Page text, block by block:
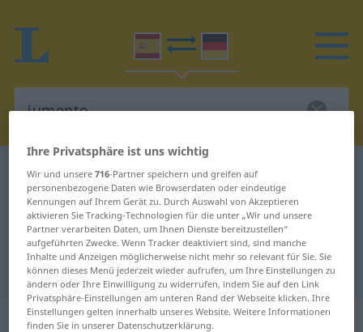
Spanisch-Deutsch Wörterbuch jumento
Spanisch-Deutsch Übersetzung für
"jumento"
"jumento" Deutsch Übersetzung
„jumento“: masculino
Ihre Privatsphäre ist uns wichtig
Wir und unsere716-Partner speichern und greifen auf
personenbezogene Daten wie Browserdaten oder eindeutige
Kennungen auf Ihrem Gerät zu. Durch Auswahl von Akzeptieren
aktivieren Sie Tracking-Technologien für die unter „Wir und unsere
Partner verarbeiten Daten, um Ihnen Dienste bereitzustellen“
aufgeführten Zwecke. Wenn Tracker deaktiviert sind, sind manche
Inhalte und Anzeigen möglicherweise nicht mehr so relevant für Sie. Sie
können dieses Menü jederzeit wieder aufrufen, um Ihre Einstellungen zu
ändern oder Ihre Einwilligung zu widerrufen, indem Sie auf den Link
Privatsphäre-Einstellungen am unteren Rand der Webseite klicken. Ihre
Einstellungen gelten innerhalb unseres Website. Weitere Informationen
finden Sie in unserer Datenschutzerklärung.